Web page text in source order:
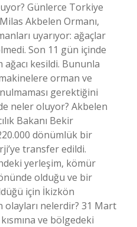
Günlerce Torkiye
Akbelen Ormanı,
uyarıyor: ağaçlar
Son 11 gün içinde
kesildi. Bununla
orman ve
gerektiğini
neler oluyor? Akbelen
Bakanı Bekir
dönümlük bir
transfer edildi.
yerleşim, kömür
olduğu ve bir
için İkizkön
olayları nelerdir? 31 Mart
ve bölgedeki